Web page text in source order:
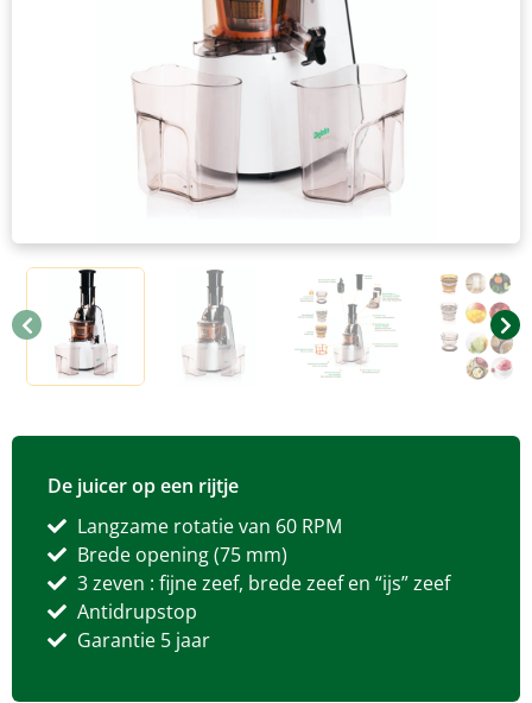
De juicer op een rijtje
Langzame rotatie van 60 RPM
Brede opening (75 mm)
3 zeven : fijne zeef, brede zeef en “ijs” zeef
Antidrupstop
Garantie 5 jaar